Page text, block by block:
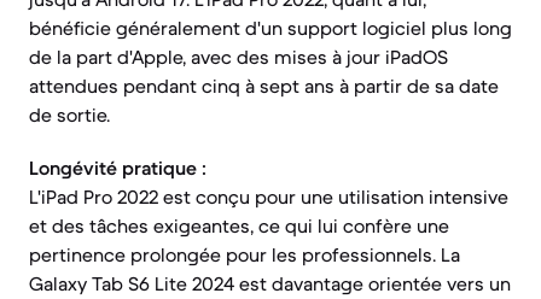
bénéficie généralement d'un support logiciel plus long
de la part d'Apple, avec des mises à jour iPadOS
attendues pendant cinq à sept ans à partir de sa date
de sortie.
Longévité pratique :
L'iPad Pro 2022 est conçu pour une utilisation intensive
et des tâches exigeantes, ce qui lui confère une
pertinence prolongée pour les professionnels. La
Galaxy Tab S6 Lite 2024 est davantage orientée vers un